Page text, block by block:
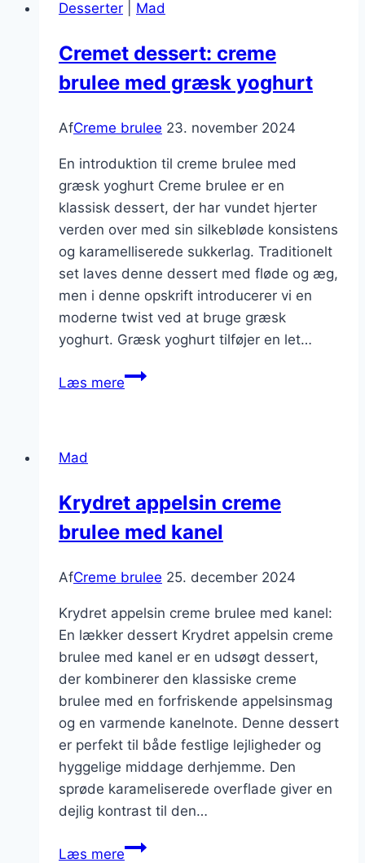
uden
og
mælk
Desserter Mad
Cremet dessert: creme
brulee med græsk yoghurt
AfCreme brulee 23. november 2024
En introduktion til creme brulee med
græsk yoghurt Creme brulee er en
klassisk dessert, der har vundet hjerter
verden over med sin silkebløde konsistens
og karamelliserede sukkerlag. Traditionelt
set laves denne dessert med fløde og æg,
men i denne opskrift introducerer vi en
moderne twist ved at bruge græsk
yoghurt. Græsk yoghurt tilføjer en let…
Læs mereCremet
yoghurt
Mad
Krydret appelsin creme
brulee med kanel
AfCreme brulee 25. december 2024
Krydret appelsin creme brulee med kanel:
En lækker dessert Krydret appelsin creme
brulee med kanel er en udsøgt dessert,
der kombinerer den klassiske creme
brulee med en forfriskende appelsinsmag
og en varmende kanelnote. Denne dessert
er perfekt til både festlige lejligheder og
hyggelige middage derhjemme. Den
sprøde karameliserede overflade giver en
dejlig kontrast til den…
Læs mereKrydret